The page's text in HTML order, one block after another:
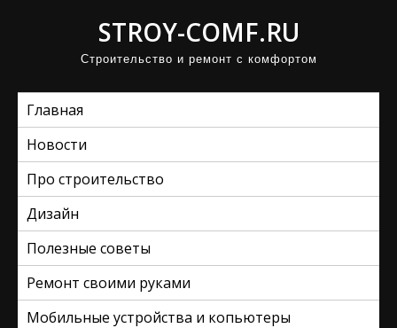
STROY-COMF.RU
Строительство и ремонт с комфортом
Главная
Новости
Про строительство
Дизайн
Полезные советы
Ремонт своими руками
Мобильные устройства и копьютеры